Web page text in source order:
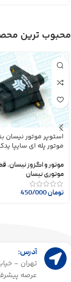
محبوب ترین
استوپر موتور نیسان
موتور پله ای سایپا
موتور و اگزوز نیسان,
موتوری نیسان
تومان
آدرس:
تهران -
عرصه